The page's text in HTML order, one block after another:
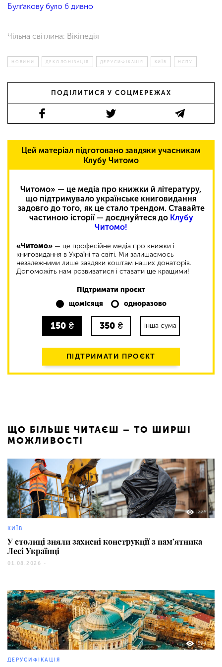
Булґакову було б дивно
Чільна світлина: Вікіпедія
НОВИНИ ДЕКОЛОНІЗАЦІЯ ДЕРУСИФІКАЦІЯ КИЇВ НСПУ
ПОДІЛИТИСЯ У СОЦМЕРЕЖАХ
Цей матеріал підготовано завдяки учасникам
Клубу Читомо
Читомо» — це медіа про книжки й літературу,
що підтримувало українське книговидання
задовго до того, як це стало трендом. Ставайте
частиною історії — доєднуйтеся до Клубу
Читомо!
«Читомо» — це професійне медіа про книжки і
книговидання в Україні та світі. Ми залишаємось
незалежними лише завдяки коштам наших донаторів.
Допоможіть нам розвиватися і ставати ще кращими!
Підтримати проєкт
щомісяця
одноразово
150 ₴ 350 ₴ інша сума
ПІДТРИМАТИ ПРОЄКТ
ЩО БІЛЬШЕ ЧИТАЄШ – ТО ШИРШІ
МОЖЛИВОСТІ
225
КИЇВ
У столиці зняли захисні конструкції з пам’ятника
Лесі Українці
01.08.2026 -
594
ДЕРУСИФІКАЦІЯ